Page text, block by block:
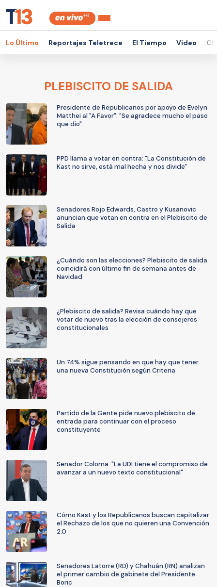
Lo Último Reportajes Teletrece El Tiempo Video
PLEBISCITO DE SALIDA
Presidente de Republicanos por apoyo de Evelyn
Matthei al "A Favor": "Se agradece mucho el paso
que dio"
PPD llama a votar en contra: "La Constitución de
Kast no sirve, está mal hecha y nos divide"
Senadores Rojo Edwards, Castro y Kusanovic
anuncian que votan en contra en el Plebiscito de
Salida
¿Cuándo son las elecciones? Plebiscito de salida
coincidirá con último fin de semana antes de
Navidad
¿Plebiscito de salida? Revisa cuándo hay que
votar de nuevo tras la elección de consejeros
constitucionales
Un 74% sigue pensando en que hay que tener
una nueva Constitución según Criteria
Partido de la Gente pide nuevo plebiscito de
entrada para continuar con el proceso
constituyente
Senador Coloma: "La UDI tiene el compromiso de
avanzar a un nuevo texto constitucional"
Cómo Kast y los Republicanos buscan capitalizar
el Rechazo de los que no quieren una Convención
2.0
Senadores Latorre (RD) y Chahuán (RN) analizan
el primer cambio de gabinete del Presidente
Boric